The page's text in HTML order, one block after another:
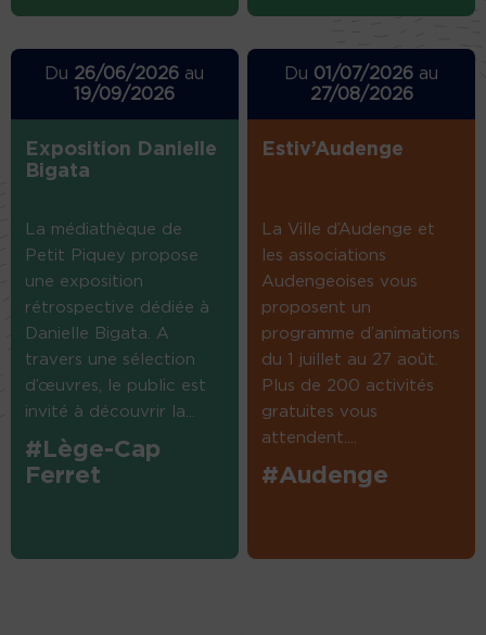
Du 26/06/2026 au
19/09/2026
Exposition Danielle
Bigata
La médiathèque de
Petit Piquey propose
une exposition
rétrospective dédiée à
Danielle Bigata. A
travers une sélection
d’œuvres, le public est
invité à découvrir la...
#Lège-Cap
Ferret
Du 01/07/2026 au
27/08/2026
Estiv’Audenge
La Ville d’Audenge et
les associations
Audengeoises vous
proposent un
programme d’animations
du 1 juillet au 27 août.
Plus de 200 activités
gratuites vous
attendent....
#Audenge